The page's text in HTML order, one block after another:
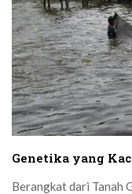
Genetika yang
Berangkat dari Tanah